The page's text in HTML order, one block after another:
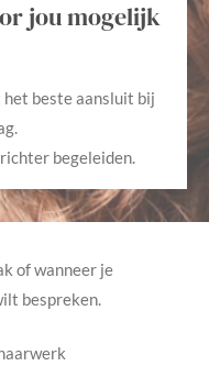
jou mogelijk
beste aansluit bij
begeleiden.
of wanneer je
bespreken.